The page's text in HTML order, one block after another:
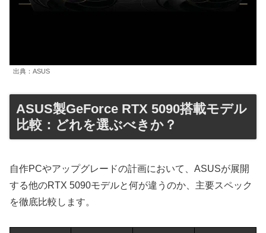
出典：ASUS
ASUS製GeForce RTX 5090搭載モデル
比較：どれを選ぶべきか？
自作PCやアップグレードの計画において、ASUSが展開
する他のRTX 5090モデルと何が違うのか、主要スペック
を徹底比較します。